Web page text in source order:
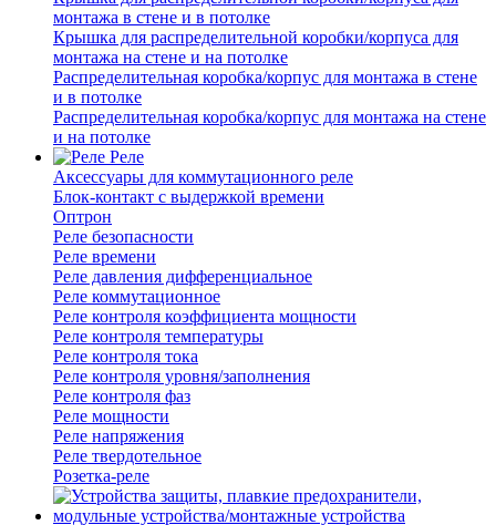
монтажа в стене и в потолке
Крышка для распределительной коробки/корпуса для
монтажа на стене и на потолке
Распределительная коробка/корпус для монтажа в стене
и в потолке
Распределительная коробка/корпус для монтажа на стене
и на потолке
Реле
Аксессуары для коммутационного реле
Блок-контакт с выдержкой времени
Оптрон
Реле безопасности
Реле времени
Реле давления дифференциальное
Реле коммутационное
Реле контроля коэффициента мощности
Реле контроля температуры
Реле контроля тока
Реле контроля уровня/заполнения
Реле контроля фаз
Реле мощности
Реле напряжения
Реле твердотельное
Розетка-реле